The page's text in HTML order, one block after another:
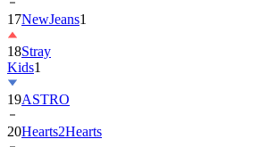
17NewJeans1
18Stray
Kids1
19ASTRO
20Hearts2Hearts